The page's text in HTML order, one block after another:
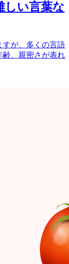
しい言葉な
すが、多くの言語
齢、親密さが表れ